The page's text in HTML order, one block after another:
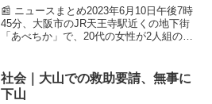
📰 ニュースまとめ2023年6月10日午後7時
45分、大阪市のJR天王寺駅近くの地下街
「あべちか」で、20代の女性が2人組の男
はないとのこと。捜査当局は、男2人が外
国人...
社会｜大山での救助要請、無事に
下山